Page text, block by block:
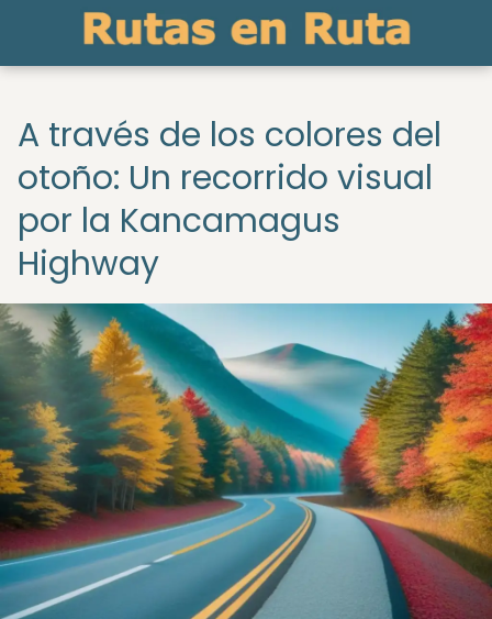
A través de los colores del
otoño: Un recorrido visual
por la Kancamagus
Highway